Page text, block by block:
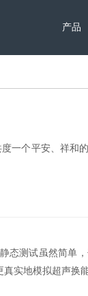
产品
一个平安、祥和
态测试虽然简单
实地模拟超声